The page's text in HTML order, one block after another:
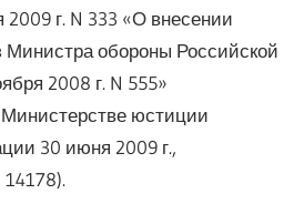
г. N 333 «О внесении
Министра обороны Российской
2008 г. N 555»
Министерстве юстиции
30 июня 2009 г.,